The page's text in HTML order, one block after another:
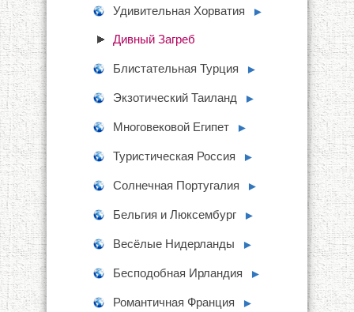
Удивительная Хорватия ►
Дивный Загреб
Блистательная Турция ►
Экзотический Таиланд ►
Многовековой Египет ►
Туристическая Россия ►
Солнечная Португалия ►
Бельгия и Люксембург ►
Весёлые Нидерланды ►
Бесподобная Ирландия ►
Романтичная Франция ►